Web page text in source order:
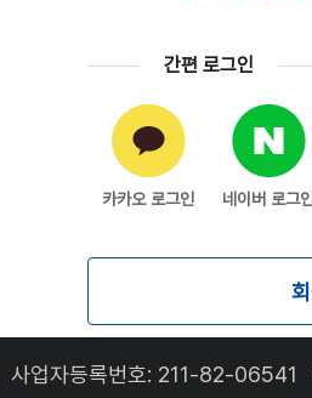
간편 로그인
카카오 로그인 네이버 로그
사업자등록번호: 211-82-06541